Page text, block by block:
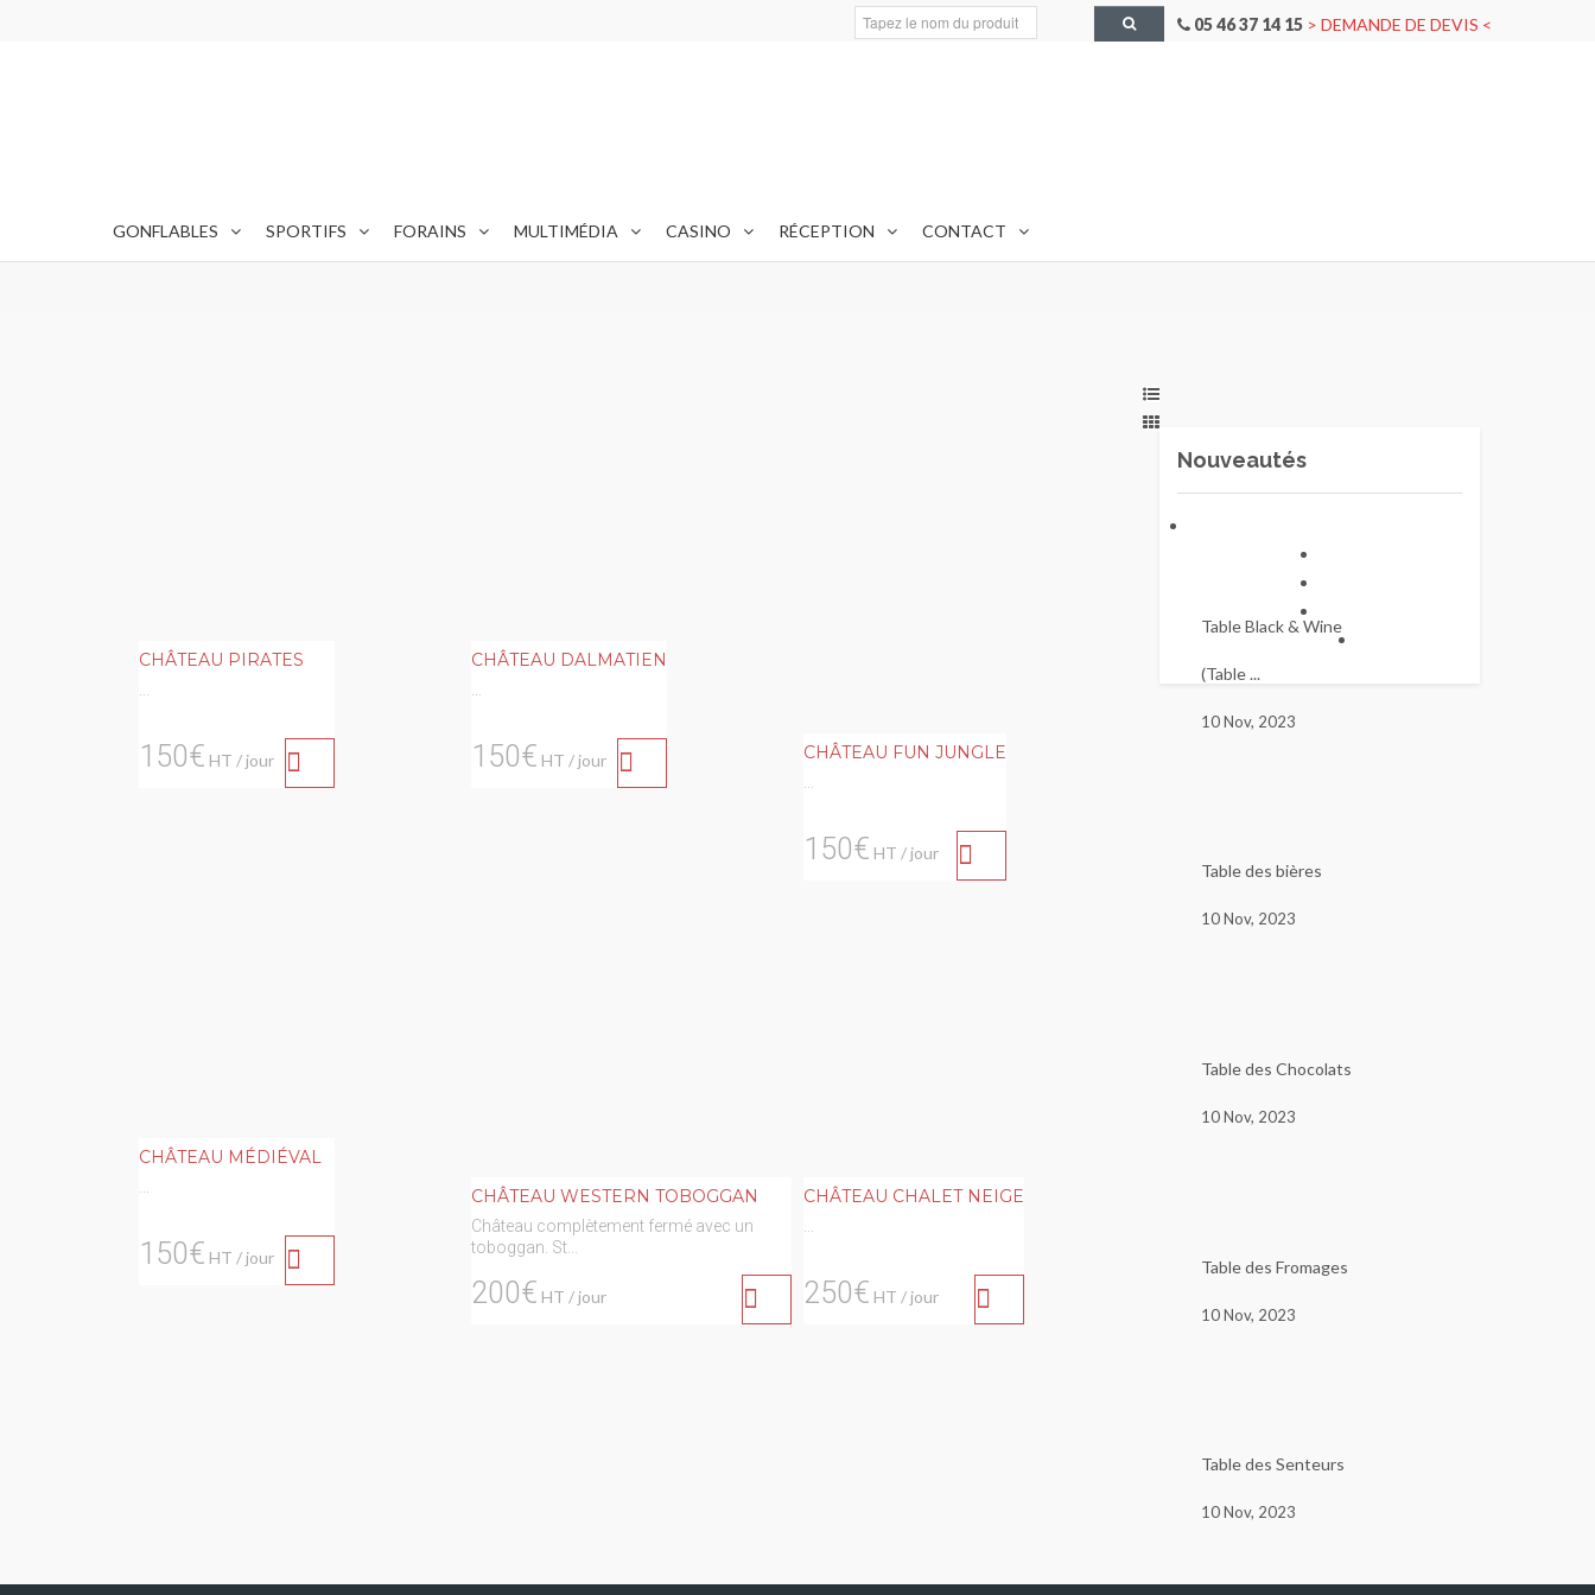
05 46 37 14 15 > DEMANDE DE DEVIS <
Search
GONFLABLES SPORTIFS FORAINS MULTIMÉDIA CASINO RÉCEPTION CONTACT
CHÂTEAUX6 PRODUIT(S)
CHÂTEAU PIRATES
150€ HT / jour
CHÂTEAU DALMATIEN
150€ HT / jour CHÂTEAU FUN JUNGLE
150€ HT / jour
CHÂTEAU MÉDIÉVAL
150€ HT / jour
CHÂTEAU WESTERN TOBOGGAN
Château complètement fermé avec un
toboggan. St...
200€ HT / jour
CHÂTEAU CHALET NEIGE
250€ HT / jour
Nouveautés
Table Black & Wine
(Table ...
10 Nov, 2023
Table des bières
10 Nov, 2023
Table des Chocolats
10 Nov, 2023
Table des Fromages
10 Nov, 2023
Table des Senteurs
10 Nov, 2023